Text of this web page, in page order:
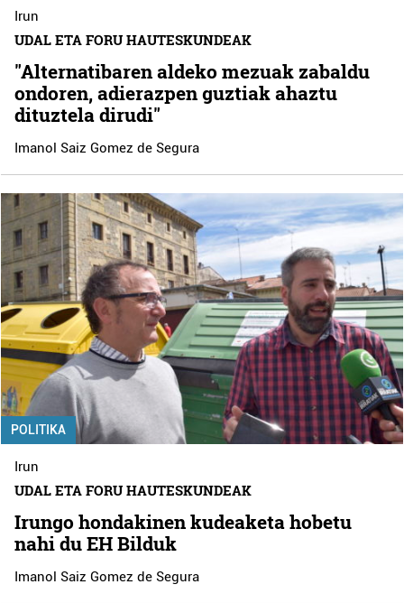
Irun
UDAL ETA FORU HAUTESKUNDEAK
"Alternatibaren aldeko mezuak zabaldu
ondoren, adierazpen guztiak ahaztu
dituztela dirudi"
Imanol Saiz Gomez de Segura
POLITIKA
Irun
UDAL ETA FORU HAUTESKUNDEAK
Irungo hondakinen kudeaketa hobetu
nahi du EH Bilduk
Imanol Saiz Gomez de Segura